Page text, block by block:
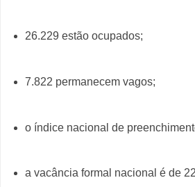
26.229 estão ocupados;
7.822 permanecem vagos;
o índice nacional de
a vacância formal nacional é de